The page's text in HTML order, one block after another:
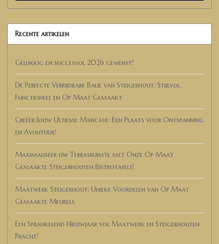
Recente artikelen
Gelukkig en succesvol 2026 gewenst!
De Perfecte Verrijdbare Balie van Steigerhout: Stijlvol,
Functioneel en Op Maat Gemaakt
Creëer Jouw Ultieme Mancave: Een Plaats voor Ontspanning
en Avontuur!
Maximaliseer uw Terrasruimte met Onze Op Maat
Gemaakte Steigerhouten Bistrotafels!
Maatwerk Steigerhout: Unieke Voordelen van Op Maat
Gemaakte Meubels
Een Sprankelend Nieuwjaar vol Maatwerk en Steigerhouten
Pracht!